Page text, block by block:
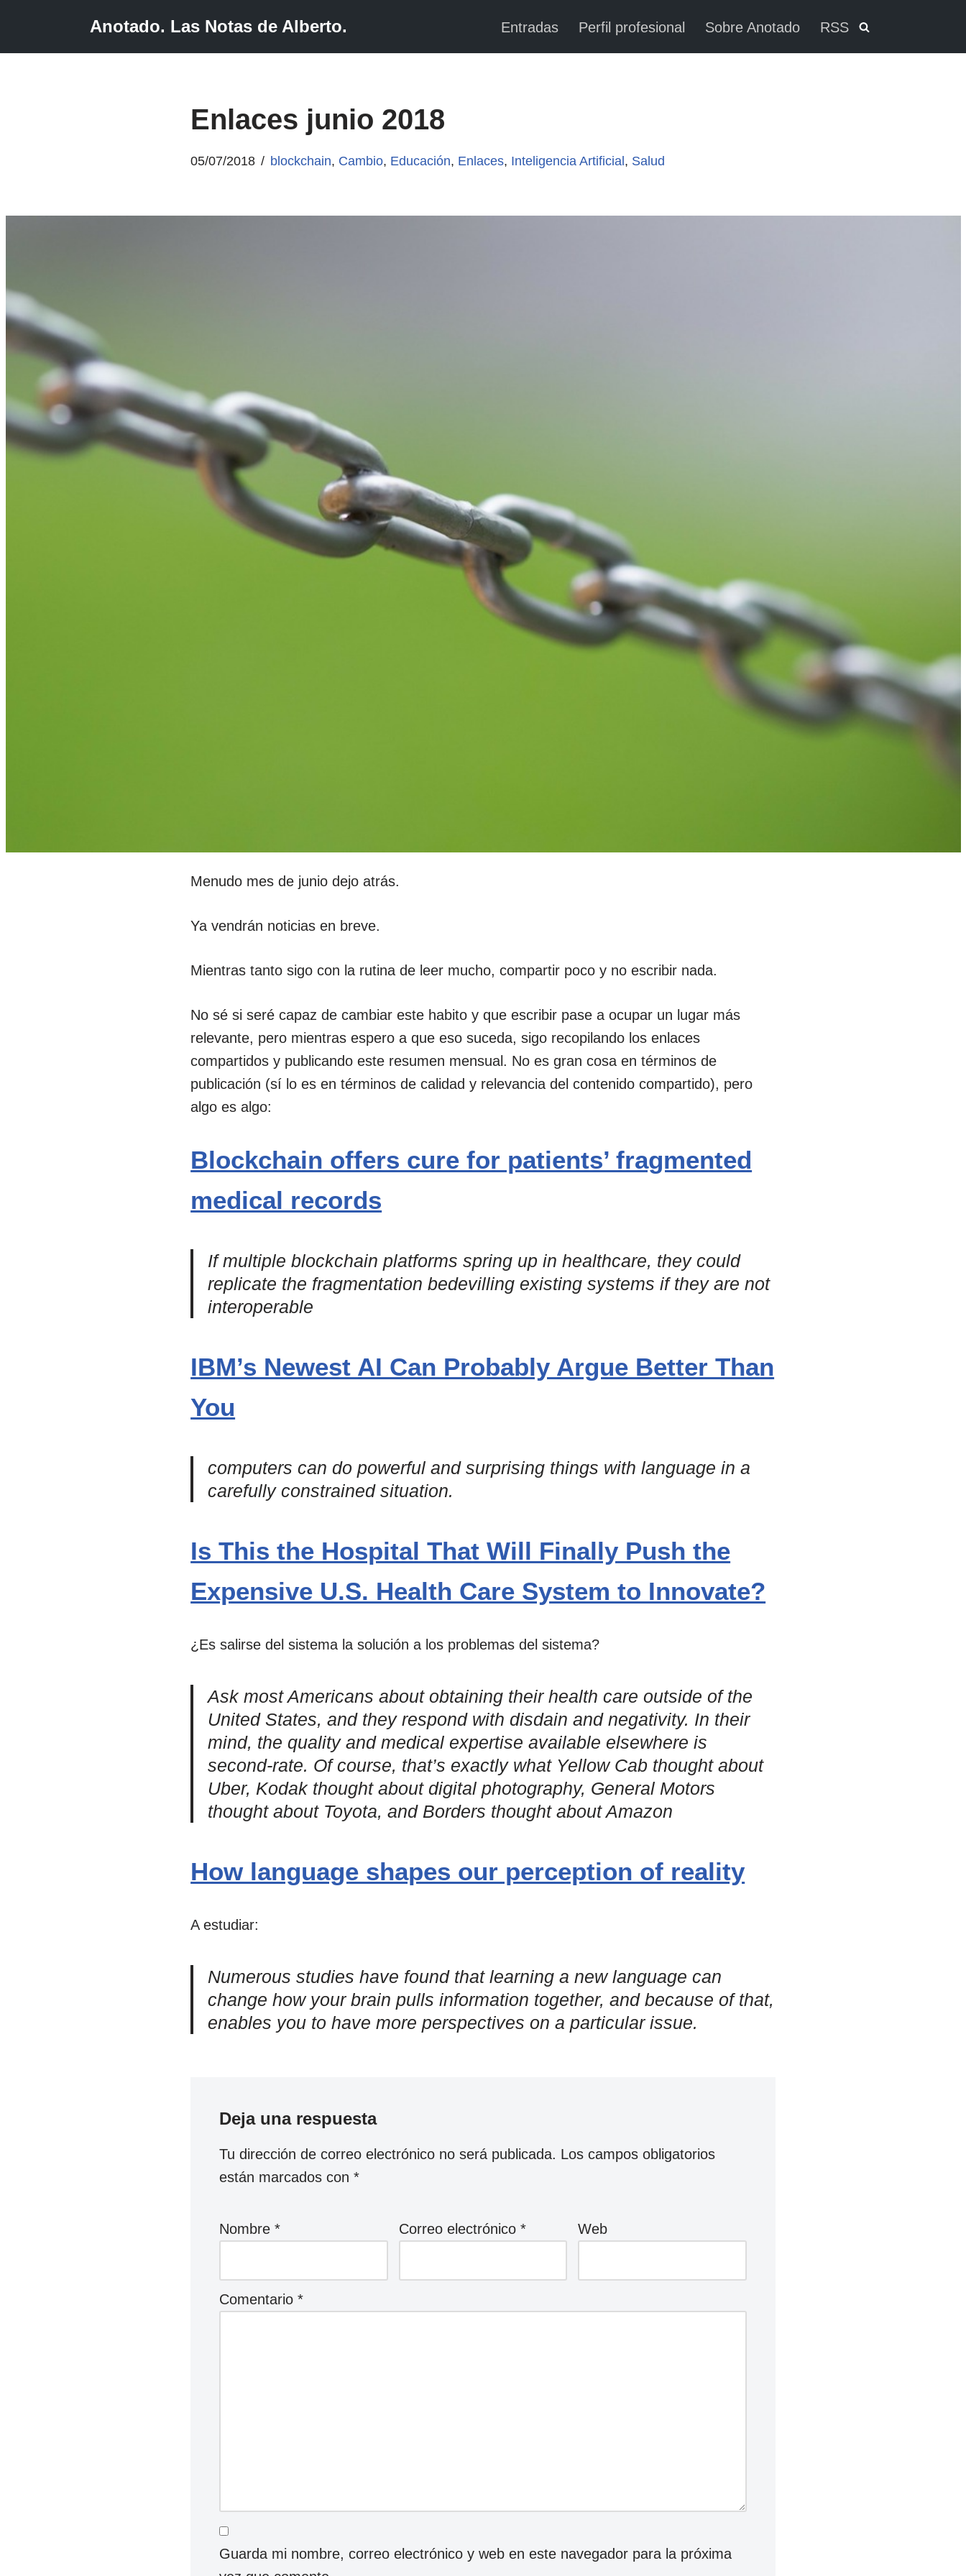
Anotado. Las Notas de Alberto. Entradas Perfil profesional Sobre Anotado RSS
Enlaces junio 2018
05/07/2018 blockchain, Cambio, Educación, Enlaces, Inteligencia Artificial , Salud
Menudo mes de junio dejo atrás.
Ya vendrán noticias en breve.
Mientras tanto sigo con la rutina de leer mucho, compartir poco y no escribir nada.
No sé si seré capaz de cambiar este habito y que escribir pase a ocupar un lugar más
relevante, pero mientras espero a que eso suceda, sigo recopilando los enlaces
compartidos y publicando este resumen mensual. No es gran cosa en términos de
publicación (sí lo es en términos de calidad y relevancia del contenido compartido), pero
algo es algo:
Blockchain offers cure for patients’ fragmented
medical records
If multiple blockchain platforms spring up in healthcare, they could
replicate the fragmentation bedevilling existing systems if they are not
interoperable
IBM’s Newest AI Can Probably Argue Better Than
You
computers can do powerful and surprising things with language in a
carefully constrained situation.
Is This the Hospital That Will Finally Push the
Expensive U.S. Health Care System to Innovate?
¿Es salirse del sistema la solución a los problemas del sistema?
Ask most Americans about obtaining their health care outside of the
United States, and they respond with disdain and negativity. In their
mind, the quality and medical expertise available elsewhere is
second-rate. Of course, that’s exactly what Yellow Cab thought about
Uber, Kodak thought about digital photography, General Motors
thought about Toyota, and Borders thought about Amazon
How language shapes our perception of reality
A estudiar:
Numerous studies have found that learning a new language can
change how your brain pulls information together, and because of that,
enables you to have more perspectives on a particular issue.
Deja una respuesta
Tu dirección de correo electrónico no será publicada. Los campos obligatorios
están marcados con*
Nombre* Correo electrónico * Web
Comentario*
Guarda mi nombre, correo electrónico y web en este navegador para la próxima